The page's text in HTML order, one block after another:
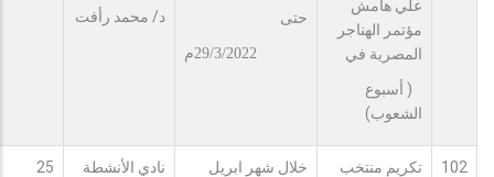
علي هامش
مؤتمر الهناجر
المصرية في
( أسبوع
الشعوب)
حتى
29/3/2022م
د/ محمد رأفت
102
تكريم منتخب
خلال شهر ابريل
نادي الأنشطة
25